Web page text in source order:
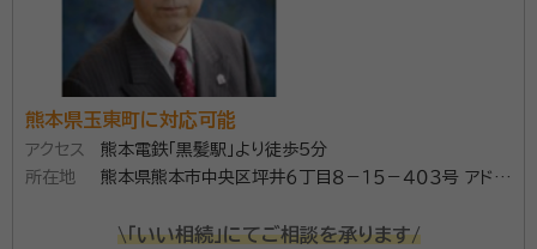
ような思いでどのような人生を送ってきたか、そしてそ
れらをどう伝えるかを考えることが、「相続」の 一番のポ
イントです。 財産や税金、遺産分割に対する思い、老後
の不安や問題も、今のうちに道筋を立てて事前に解決し
ておくことで、 生きている“今”が素晴らしい人生になり
ます。 今とこれからの人生のために行うことこそが、本
熊本県行政書士会
熊本県玉東町に対応可能
アクセス
熊本電鉄「黒髪駅」より徒歩5分
所在地
熊本県熊本市中央区坪井６丁目８－１５－４０３号 アドバ
\「いい相続」にてご相談を承ります/